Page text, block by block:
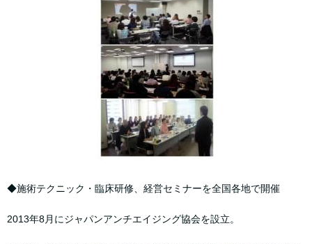
◆施術テクニック・臨床研修、経営セミナーを全国各地で開催
2013年8月にジャパンアンチエイジング協会を設立。